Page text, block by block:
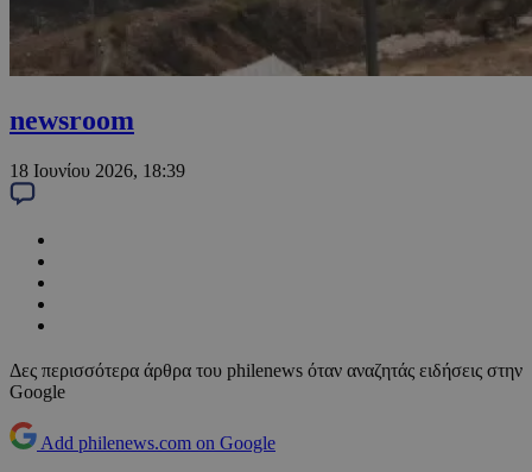
newsroom
18 Ιουνίου 2026, 18:39
Δες περισσότερα άρθρα του philenews όταν αναζητάς ειδήσεις στην
Google
Add philenews.com on Google